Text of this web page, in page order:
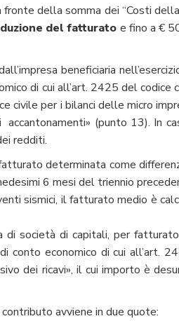
fronte della somma dei “Costi
del fatturato e fino a €
beneficiaria
di cui all’art. 2425 del
civile per i bilanci delle micro
(punto 13). In
redditi.
determinata come
6 mesi del triennio
sismici, il fatturato medio è
società di capitali, per
conto economico di cui all’art.
dei ricavi», il cui importo è
contributo avviene in due quote: